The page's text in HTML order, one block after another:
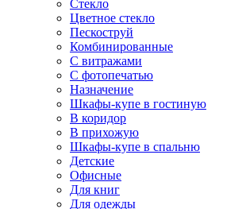
Стекло
Цветное стекло
Пескоструй
Комбинированные
С витражами
С фотопечатью
Назначение
Шкафы-купе в гостиную
В коридор
В прихожую
Шкафы-купе в спальню
Детские
Офисные
Для книг
Для одежды